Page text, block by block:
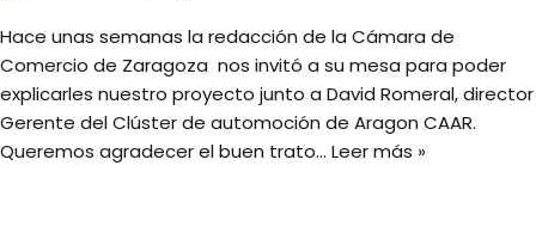
Hace unas semanas la redacción de la Cámara de
Comercio de Zaragoza nos invitó a su mesa para poder
explicarles nuestro proyecto junto a David Romeral, director
Gerente del Clúster de automoción de Aragon CAAR.
Queremos agradecer el buen trato… Leer más »